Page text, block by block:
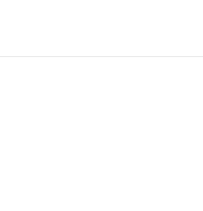
大宇宙中国依托成熟的